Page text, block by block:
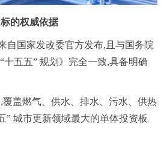
的权威依据
自国家发改委官方发布,且与国务院
十五五” 规划》完全一致,具备明确
覆盖燃气、供水、排水、污水、供热
” 城市更新领域最大的单体投资板